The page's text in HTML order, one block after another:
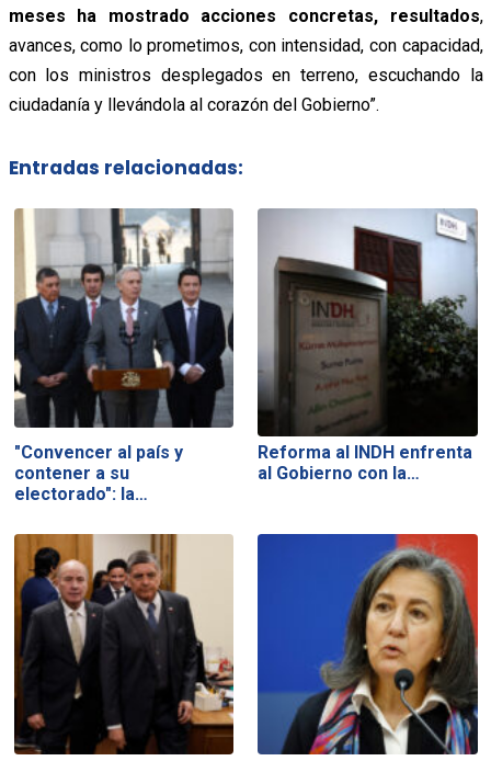
meses ha mostrado acciones concretas, resultados,
avances, como lo prometimos, con intensidad, con capacidad,
con los ministros desplegados en terreno, escuchando la
ciudadanía y llevándola al corazón del Gobierno”.
Entradas relacionadas:
"Convencer al país y
contener a su
electorado": la…
Reforma al INDH enfrenta
al Gobierno con la…